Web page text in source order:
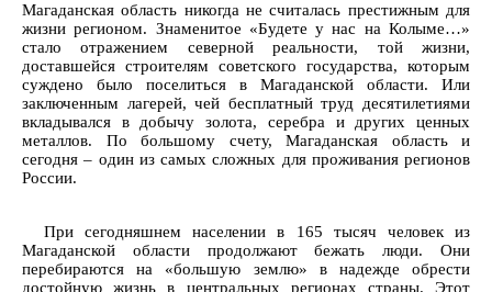
Магаданская область никогда не считалась престижным для
жизни регионом. Знаменитое «Будете у нас на Колыме…»
стало отражением северной реальности, той жизни,
доставшейся строителям советского государства, которым
суждено было поселиться в Магаданской области. Или
заключенным лагерей, чей бесплатный труд десятилетиями
вкладывался в добычу золота, серебра и других ценных
металлов. По большому счету, Магаданская область и
сегодня – один из самых сложных для проживания регионов
России.
При сегодняшнем населении в 165 тысяч человек из
Магаданской области продолжают бежать люди. Они
перебираются на «большую землю» в надежде обрести
достойную жизнь в центральных регионах страны. Этот